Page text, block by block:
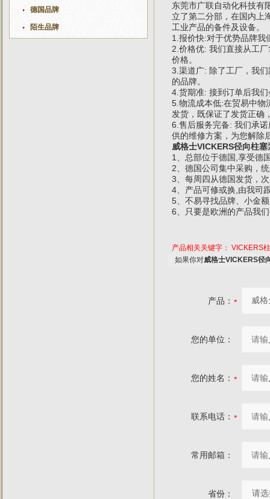
德国品牌
陌生品牌
东莞市广联自动化科技有
立了第二分部，在国内上
工业产品的备件及设备。
1.报价快:对于优势品牌我
2.价格优: 我们直接从工
价格。
3.渠道广: 除了工厂，我
的品牌。
4.货期准: 接到订单后我
5.物流成本低:在贸易中物
发货，既保证了发货正确
6.售后服务完备: 我们承
供的维修方案，为您解除
威格士VICKERS径向柱塞
1、总部位于德国,享受德
2、德国公司集中采购，
3、每周四从德国发货，
4、产品可修或换,由我司
5、不易寻找品牌、小金
6、只要是欧洲的产品我
产品相关关键字： VICKERS
如果你对威格士VICKERS径
产品：
您的单位：
您的姓名：
联系电话：
常用邮箱：
省份：